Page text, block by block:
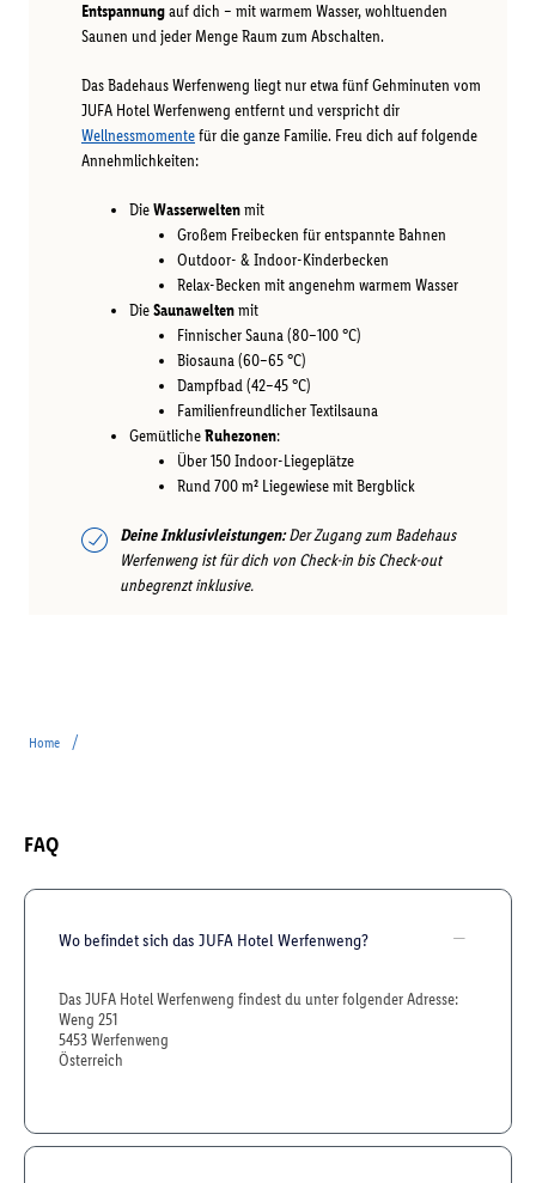
Entspannungauf dich – mit warmem Wasser, wohltuenden
Saunen und jeder Menge Raum zum Abschalten.
Das Badehaus Werfenweng liegt nur etwa fünf Gehminuten vom
JUFA Hotel Werfenweng entfernt und verspricht dir
Wellnessmomentefür die ganze Familie. Freu dich auf folgende
Annehmlichkeiten:
DieWasserweltenmit
Großem Freibecken für entspannte Bahnen
Outdoor- & Indoor-Kinderbecken
Relax-Becken mit angenehm warmem Wasser
DieSaunaweltenmit
Finnischer Sauna (80–100 °C)
Biosauna (60–65 °C)
Dampfbad (42–45 °C)
Familienfreundlicher Textilsauna
GemütlicheRuhezonen:
Über 150 Indoor-Liegeplätze
Rund 700 m² Liegewiese mit Bergblick
Deine Inklusivleistungen:Der Zugang zum Badehaus
Werfenweng ist für dich von Check-in bis Check-out
unbegrenzt inklusive.
Home /
FAQ
Wo befindet sich das JUFA Hotel Werfenweng?
Das JUFA Hotel Werfenweng findest du unter folgender Adresse:
Weng 251
5453 Werfenweng
Österreich